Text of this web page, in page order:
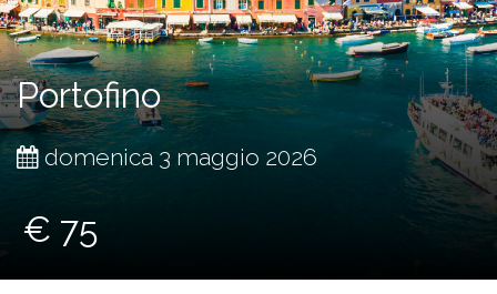
Portofino
domenica 3 maggio 2026
€ 75